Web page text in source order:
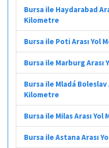
Bursa ile Haydarabad
Kilometre
Bursa ile Poti Arası Yol
Bursa ile Marburg
Bursa ile Mladá Boleslav
Kilometre
Bursa ile Milas Arası
Bursa ile Astana Arası